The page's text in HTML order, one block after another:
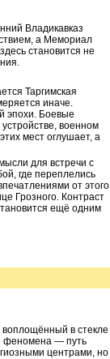
Владикавказ
а Мемориал
становится не
Таргимская
иначе.
эпохи. Боевые
военном
мест оглушает, а
для встречи с
где переплелись
от этого
Грозного. Контраст
ещё одним
в стекле
феномена — путь
центрами, но